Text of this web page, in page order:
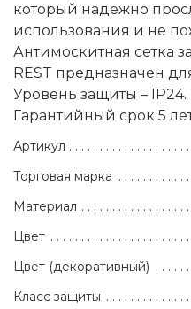
который надежно
использования и не
Антимоскитная сетка
REST предназначен
Уровень защиты – IP24.
Гарантийный срок 5
Артикул
Торговая марка
Материал
Цвет
Цвет (декоративный)
Класс защиты